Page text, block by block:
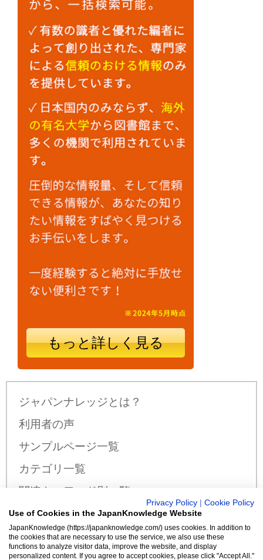
もっと詳しく見る
ジャパンナレッジとは？
利用者の声
サンプルページ一覧
カテゴリ一覧
関連キーワード別一覧
サンプル公開辞書・事典一覧
料金・収録コンテンツ
Privacy Policy
Cookie Policy
Use of Cookies in the JapanKnowledge Website
JapanKnowledge (https://japanknowledge.com/) uses cookies. In addition to
the cookies that are necessary to use the service, we also use these
functions to analyze visitor data, improve the website, and display
personalized content. If you agree to accept cookies, please click "Accept All."